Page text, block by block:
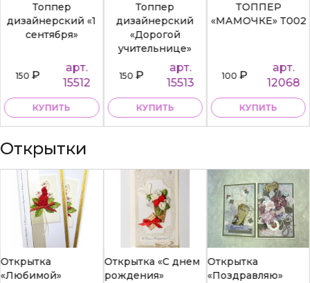
Топпер
дизайнерский «1
сентября»
150₽
арт.
15512
КУПИТЬ
Топпер
дизайнерский
«Дорогой
учительнице»
150₽
арт.
15513
КУПИТЬ
ТОППЕР
«МАМОЧКЕ» Т002
100₽
арт.
12068
КУПИТЬ
Открытки
Открытка
«Любимой»
Открытка «С днем
рождения»
Открытка
«Поздравляю»